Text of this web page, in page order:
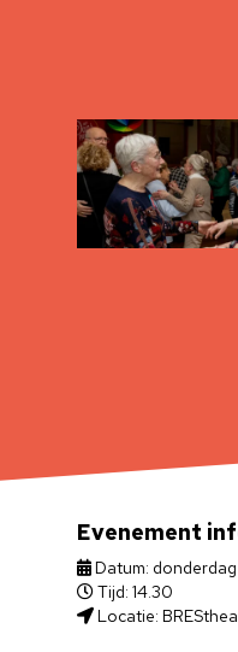
Evenement
Datum:
Tijd: 14.30
Locatie: